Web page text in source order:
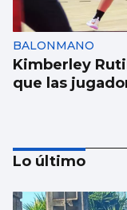
BALONMANO
Kimberley
que las
Lo último